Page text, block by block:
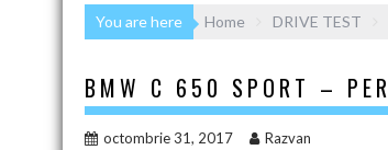
You are here Home DRIVE TEST
BMW C 650 SPORT –
octombrie 31, 2017 Razvan